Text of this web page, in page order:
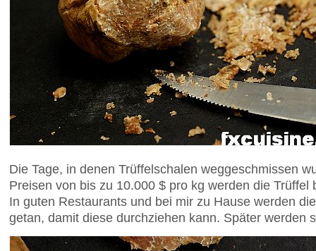
Die Tage, in denen Trüffelschalen weggeschmissen
Preisen von bis zu 10.000 $ pro kg werden die Trüffel
In guten Restaurants und bei mir zu Hause werden
getan, damit diese durchziehen kann. Später werden